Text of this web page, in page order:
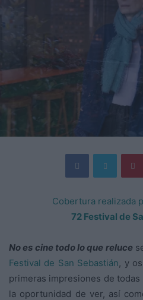
Cobertura realizada
72 Festival de
No es cine todo lo que reluce
Festival de San Sebastián, y
primeras impresiones de
la oportunidad de ver, así